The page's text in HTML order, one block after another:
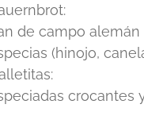
de campo
(hinojo,
crocantes